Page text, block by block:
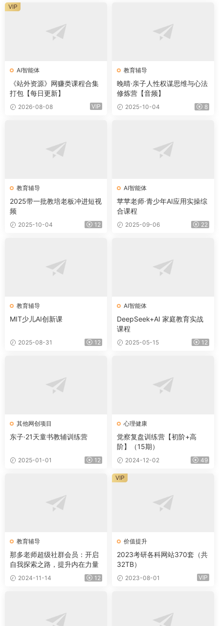
AI智能体
《站外资源》网赚类课程合集
打包【每日更新】
2026-08-08 VIP
VIP
教育辅导
晚晴·亲子人性权谋思维与心法
修炼营【音频】
2025-10-04 8
教育辅导
2025带一批教培老板冲进短视
频
2025-10-04 12
AI智能体
苹苹老师·青少年AI应用实操综
合课程
2025-09-06 22
教育辅导
MIT少儿AI创新课
2025-08-31 12
AI智能体
DeepSeek+AI 家庭教育实战
课程
2025-05-15 12
其他网创项目
东子·21天童书教辅训练营
2025-01-01 12
心理健康
觉察复盘训练营【初阶+高
阶】（15期）
2024-12-02 49
教育辅导
那多老师超级社群会员：开启
自我探索之路，提升内在力量
2024-11-14 12
价值提升
2023考研各科网站370套（共
32TB）
2023-08-01 VIP
VIP